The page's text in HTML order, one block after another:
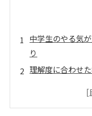
中学生のやる気
り
理解度に合わせ
生徒一人ひとり